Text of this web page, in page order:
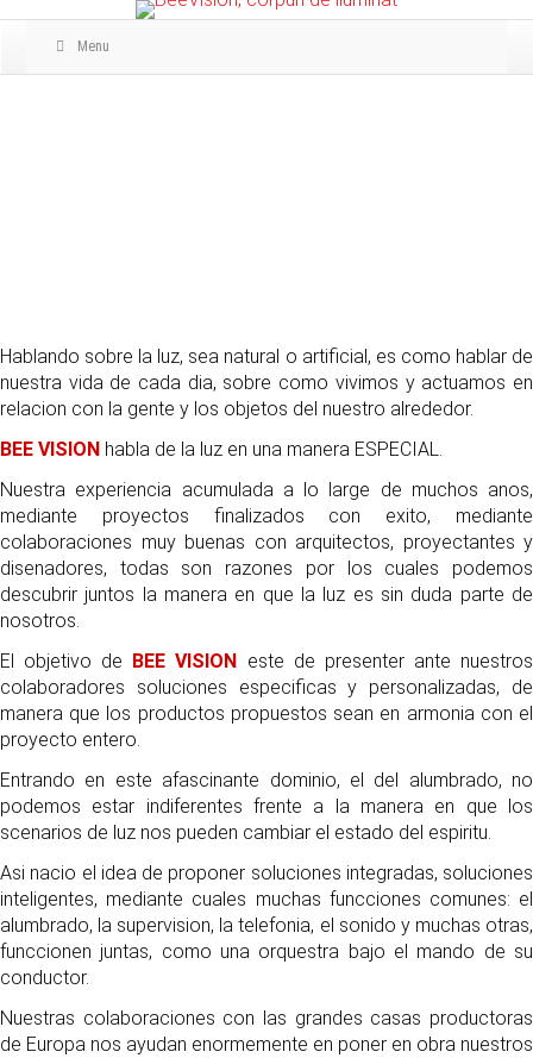
Menu
Hablando sobre la luz, sea natural o artificial, es como hablar de
nuestra vida de cada dia, sobre como vivimos y actuamos en
relacion con la gente y los objetos del nuestro alrededor.
BEE VISION habla de la luz en una manera ESPECIAL.
Nuestra experiencia acumulada a lo large de muchos anos,
mediante proyectos finalizados con exito, mediante
colaboraciones muy buenas con arquitectos, proyectantes y
disenadores, todas son razones por los cuales podemos
descubrir juntos la manera en que la luz es sin duda parte de
nosotros.
El objetivo de BEE VISION este de presenter ante nuestros
colaboradores soluciones especificas y personalizadas, de
manera que los productos propuestos sean en armonia con el
proyecto entero.
Entrando en este afascinante dominio, el del alumbrado, no
podemos estar indiferentes frente a la manera en que los
scenarios de luz nos pueden cambiar el estado del espiritu.
Asi nacio el idea de proponer soluciones integradas, soluciones
inteligentes, mediante cuales muchas funcciones comunes: el
alumbrado, la supervision, la telefonia, el sonido y muchas otras,
funccionen juntas, como una orquestra bajo el mando de su
conductor.
Nuestras colaboraciones con las grandes casas productoras
de Europa nos ayudan enormemente en poner en obra nuestros